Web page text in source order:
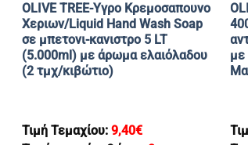
OLIVE TREE-Yγρο Κρεμοσαπουνο
Χεριων/Liquid Hand Wash Soap
σε μπετονι-κανιστρο 5 LT
(5.000ml) με άρωμα ελαιόλαδου
(2 τμχ/κιβώτιο)
Τιμή Τεμαχίου: 9,40€
με